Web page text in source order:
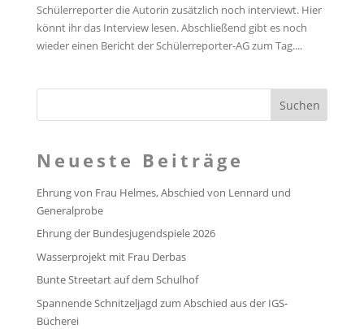
Schülerreporter die Autorin zusätzlich noch interviewt. Hier
könnt ihr das Interview lesen. Abschließend gibt es noch
wieder einen Bericht der Schülerreporter-AG zum Tag....
Neueste Beiträge
Ehrung von Frau Helmes, Abschied von Lennard und
Generalprobe
Ehrung der Bundesjugendspiele 2026
Wasserprojekt mit Frau Derbas
Bunte Streetart auf dem Schulhof
Spannende Schnitzeljagd zum Abschied aus der IGS-
Bücherei